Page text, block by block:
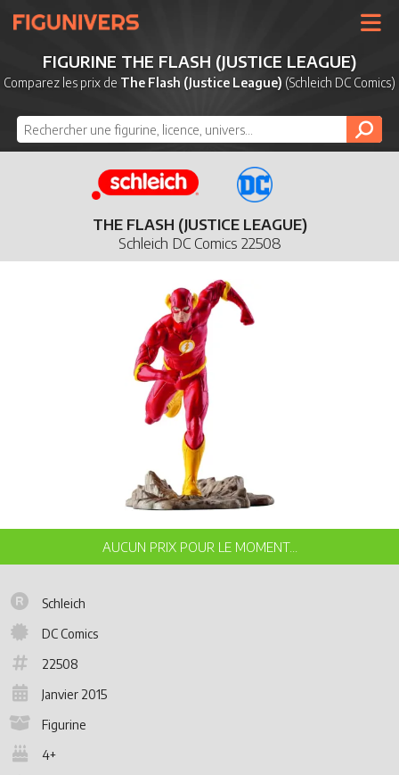
UNIVERS
LICENCES
NOUVEAUTÉS
DERNIERS AJOUTS
FIGURINE THE FLASH (JUSTICE LEAGUE)
Comparez les prix de The Flash (Justice League) (Schleich DC Comics)
THE FLASH (JUSTICE LEAGUE)
Schleich DC Comics 22508
Schleich
DC Comics
22508
Janvier 2015
Figurine
4+